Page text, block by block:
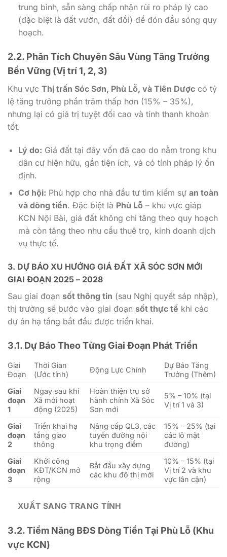
trung bình, sẵn sàng chấp nhận rủi ro pháp lý cao
(đặc biệt là đất vườn, đất đồi) để đón đầu sóng quy
hoạch.
2.2. Phân Tích Chuyên Sâu Vùng Tăng Trưởng
Bền Vững (Vị trí 1, 2, 3)
Khu vực Thị trấn Sóc Sơn, Phù Lỗ, và Tiên Dược có tỷ
lệ tăng trưởng phần trăm thấp hơn (15% – 35%),
nhưng lại có giá trị tuyệt đối cao và tính thanh khoản
tốt.
Lý do: Giá đất tại đây vốn đã cao do nằm trong khu
dân cư hiện hữu, gần tiện ích, và có tính pháp lý ổn
định.
Cơ hội: Phù hợp cho nhà đầu tư tìm kiếm sự an toàn
và dòng tiền. Đặc biệt là Phù Lỗ – khu vực giáp
KCN Nội Bài, giá đất không chỉ tăng theo quy hoạch
mà còn tăng theo nhu cầu thuê trọ, kinh doanh dịch
vụ thực tế.
3. DỰ BÁO XU HƯỚNG GIÁ ĐẤT XÃ SÓC SƠN MỚI
GIAI ĐOẠN 2025 – 2028
Sau giai đoạn sốt thông tin (sau Nghị quyết sáp nhập),
thị trường sẽ bước vào giai đoạn sốt thực tế khi các
dự án hạ tầng bắt đầu được triển khai.
3.1. Dự Báo Theo Từng Giai Đoạn Phát Triển
Giai
Đoạn
Thời Gian
(Ước tính)
Động Lực Chính
Dự Báo Tăng
Trưởng (Thêm)
Giai
đoạn
1
Ngay sau khi
Xã mới hoạt
động (2025)
Hoàn thiện trụ sở
hành chính Xã Sóc
Sơn mới
5% – 10% (tại
Vị trí 1 và 3)
Giai
đoạn
2
Triển khai hạ
tầng giao
thông
Nâng cấp QL3, các
tuyến đường nội
khu trọng điểm
15% – 25% (tại
các lô mặt
đường)
Giai
đoạn
3
Khởi công
KĐT/KCN mở
rộng
Bắt đầu xây dựng
các khu đô thị mới
10% – 15% (tại
Vị trí 2 và khu
vực lân cận)
XUẤT SANG TRANG TÍNH
3.2. Tiềm Năng BĐS Dòng Tiền Tại Phù Lỗ (Khu
vực KCN)